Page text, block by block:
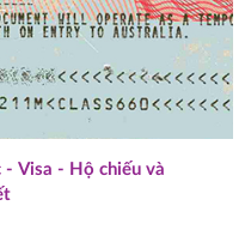
- Visa - Hộ chiếu và